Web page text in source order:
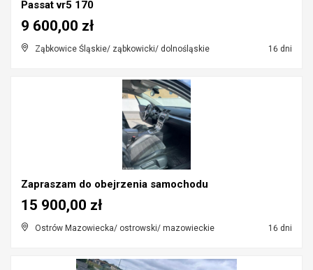
Passat vr5 170
Ząbkowice Śląskie/ ząbkowicki/ dolnośląskie 16 dni
9 600,00 zł
Zapraszam do obejrzenia samochodu
Ostrów Mazowiecka/ ostrowski/ mazowieckie 16 dni
15 900,00 zł